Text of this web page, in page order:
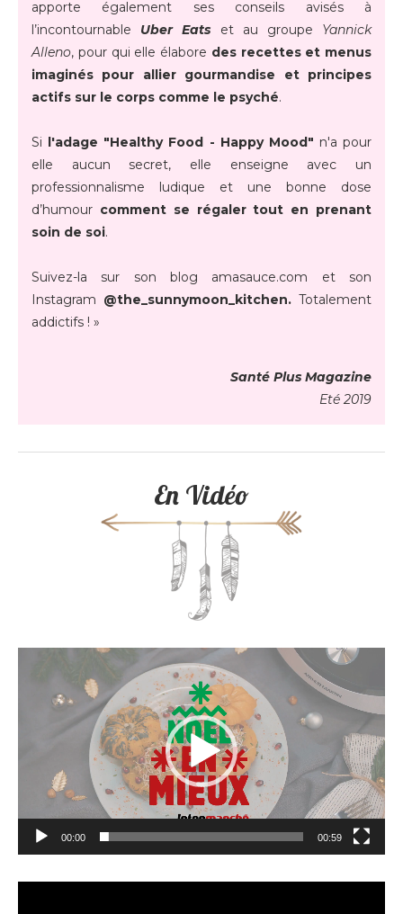
apporte également ses conseils avisés à
l’incontournable Uber Eats et au groupe Yannick
Alleno, pour qui elle élabore des recettes et menus
imaginés pour allier gourmandise et principes
actifs sur le corps comme le psyché.
Si l'adage "Healthy Food - Happy Mood" n'a pour
elle aucun secret, elle enseigne avec un
professionnalisme ludique et une bonne dose
d’humour comment se régaler tout en prenant
soin de soi.
Suivez-la sur son blog amasauce.com et son
Instagram @the_sunnymoon_kitchen. Totalement
addictifs ! »
Santé Plus Magazine
Eté 2019
En Vidéo
00:00 00:59